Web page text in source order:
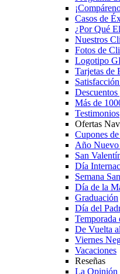
Casos de
¿Por Qué
Nuestros
Fotos de
Logotipo
Tarjetas de
Más de
Testimonios
Ofertas
Cupones
Año
San
Día
Semana
Día de la
Graduación
Día del
Temporada
De Vuelta
Viernes
Vacaciones
Reseñas
La Opinión